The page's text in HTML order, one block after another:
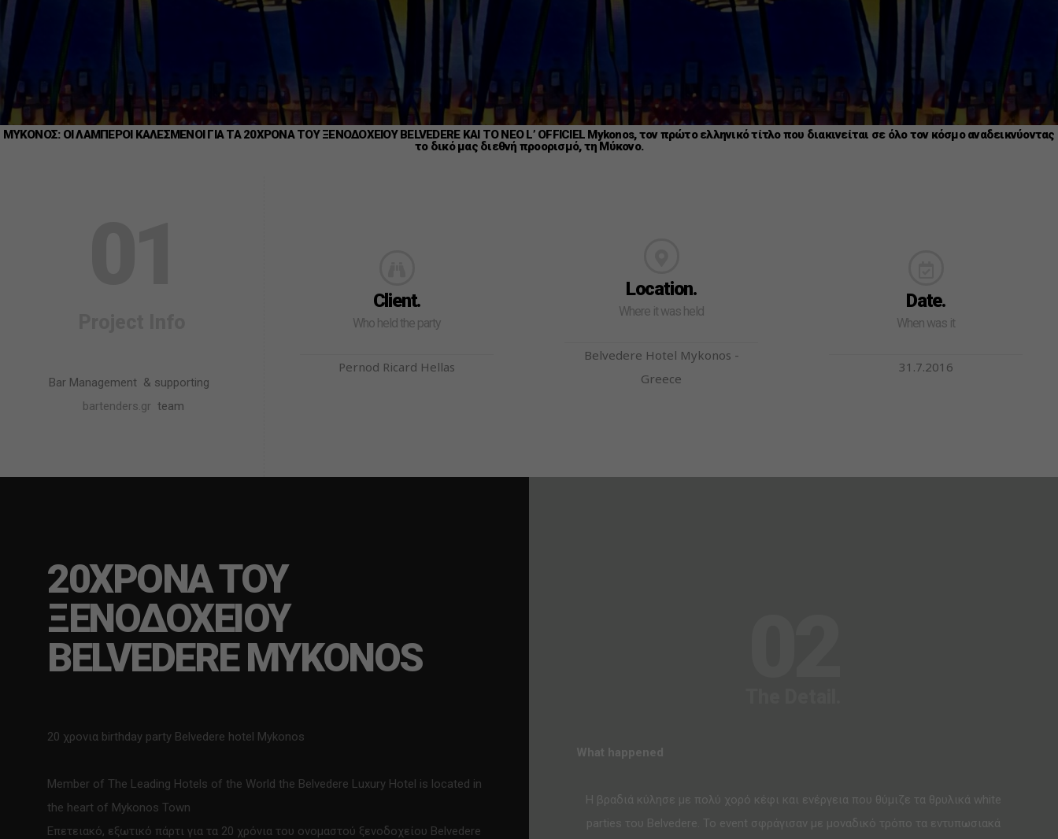
ΜΥΚΟΝΟΣ: ΟΙ ΛΑΜΠΕΡΟΙ ΚΑΛΕΣΜΕΝΟΙ ΓΙΑ ΤΑ 20ΧΡΟΝΑ ΤΟΥ ΞΕΝΟΔΟΧΕΙΟΥ BELVEDERE ΚΑΙ ΤΟ NEO L’ OFFICIEL Mykonos, τον πρώτο ελληνικό τίτλο που διακινείται σε όλο τον κόσμο αναδεικνύοντας
το δικό μας διεθνή προορισμό, τη Μύκονο.
Bar Management & supporting
bartenders.gr team
Client.
Who held the party
Pernod Ricard Hellas
Location.
Where it was held
Belvedere Hotel Mykonos -
Greece
Date.
When was it
31.7.2016
20ΧΡΟΝΑ ΤΟΥ
ΞΕΝΟΔΟΧΕΙΟΥ
BELVEDERE MYKONOS
20 χρονια birthday party Belvedere hotel Mykonos
Member of The Leading Hotels of the World the Belvedere Luxury Hotel is located in
the heart of Mykonos Town
Eπετειακό, εξωτικό πάρτι για τα 20 χρόνια του ονομαστού ξενοδοχείου Belvedere
What happened
Η βραδιά κύλησε με πολύ χορό κέφι και ενέργεια που θύμιζε τα θρυλικά white
parties του Belvedere. Το event σφράγισαν με μοναδικό τρόπο τα εντυπωσιακά